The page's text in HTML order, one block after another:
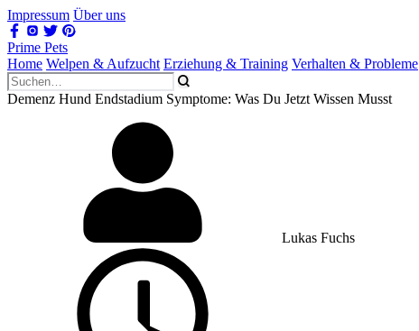
Impressum Über uns
Prime Pets
Home Welpen & Aufzucht Erziehung & Training Verhalten & Probleme
Demenz Hund Endstadium Symptome: Was Du Jetzt Wissen Musst
Lukas Fuchs